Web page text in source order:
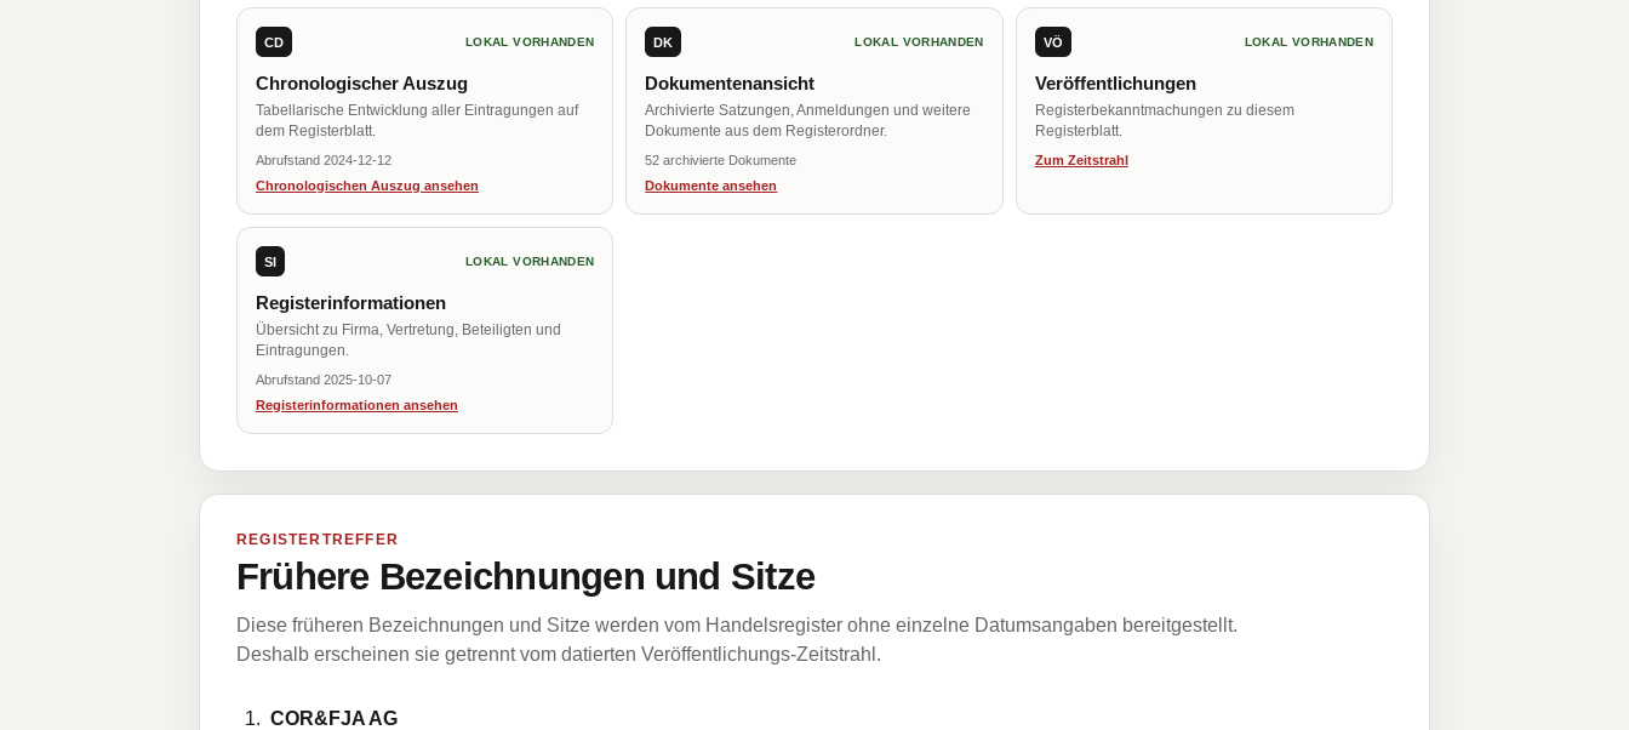
CD LOKAL VORHANDEN
Chronologischer Auszug
Tabellarische Entwicklung aller Eintragungen auf
dem Registerblatt.
Abrufstand 2024-12-12
Chronologischen Auszug ansehen
DK LOKAL VORHANDEN
Dokumentenansicht
Archivierte Satzungen, Anmeldungen und weitere
Dokumente aus dem Registerordner.
52 archivierte Dokumente
Dokumente ansehen
VÖ LOKAL VORHANDEN
Veröffentlichungen
Registerbekanntmachungen zu diesem
Registerblatt.
Zum Zeitstrahl
SI LOKAL VORHANDEN
Registerinformationen
Übersicht zu Firma, Vertretung, Beteiligten und
Eintragungen.
Abrufstand 2025-10-07
Registerinformationen ansehen
REGISTERTREFFER
Frühere Bezeichnungen und Sitze
Diese früheren Bezeichnungen und Sitze werden vom Handelsregister ohne einzelne Datumsangaben bereitgestellt.
Deshalb erscheinen sie getrennt vom datierten Veröffentlichungs-Zeitstrahl.
COR&FJA AG